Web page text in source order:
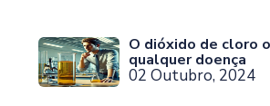
O dióxido de cloro
qualquer doença
02 Outubro, 2024